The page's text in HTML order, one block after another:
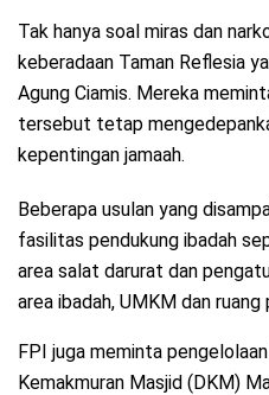
Tak hanya soal miras dan
keberadaan Taman Reflesia
Agung Ciamis. Mereka
tersebut tetap
kepentingan jamaah.
Beberapa usulan yang
fasilitas pendukung ibadah
area salat darurat dan
area ibadah, UMKM dan ruang
FPI juga meminta
Kemakmuran Masjid (DKM)